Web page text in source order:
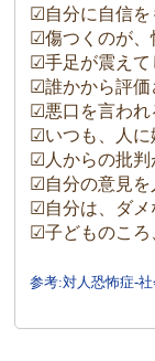
☑自分に自信を
☑傷つくのが、
☑手足が震えて
☑誰かから評価
☑悪口を言われ
☑いつも、人に
☑人からの批判
☑自分の意見を
☑自分は、ダメ
☑子どものころ
参考:対人恐怖症-